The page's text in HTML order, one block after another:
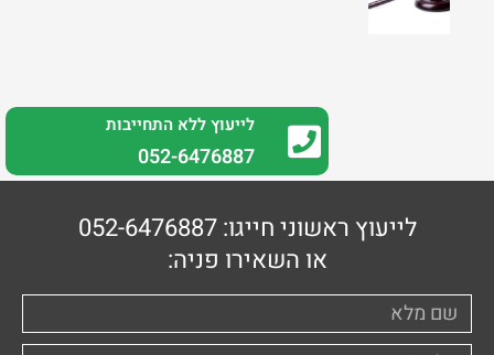
לייעוץ ללא התחייבות
052-6476887
לייעוץ ראשוני חייגו: 052-6476887
או השאירו פניה: